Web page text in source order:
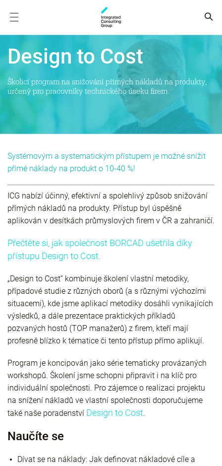
Design to Cost
Školicí program na snižování přímých nákladů na produkty,
určený pro pracovníky technického úseku firem.
Systémovým a systematickým přístupem je možné snížit
přímé náklady na produkt o 10-40 %!
ICG nabízí účinný, efektivní a spolehlivý způsob snižování
přímých nákladů na produkty. Přístup byl úspěšně
aplikován v desítkách průmyslových firem v ČR a zahraničí.
Přečtěte si, jak společnost BORCAD ušetřila díky
přístupu Design to Cost.
„Design to Cost“ kombinuje školení vlastní metodiky,
případové studie z různých oborů (a s různými výchozími
situacemi), kde jsme aplikací metodiky dosáhli vynikajících
výsledků, a dále prezentace praktických příkladů
pozvaných hostů (TOP manažerů) z firem, kteří mají
profesně blízko k tématice či tento přístup přímo aplikují.
Program je koncipován jako série tematicky provázaných
workshopů. Školení jsme schopni připravit i na klíč pro
individuální společnosti. Pro zájemce o realizaci projektu
na snížení nákladů ve vlastní společnosti doporučujeme
také naše poradenství Design to Cost.
Naučíte se
Dívat se na náklady: Jak definovat nákladové cíle a